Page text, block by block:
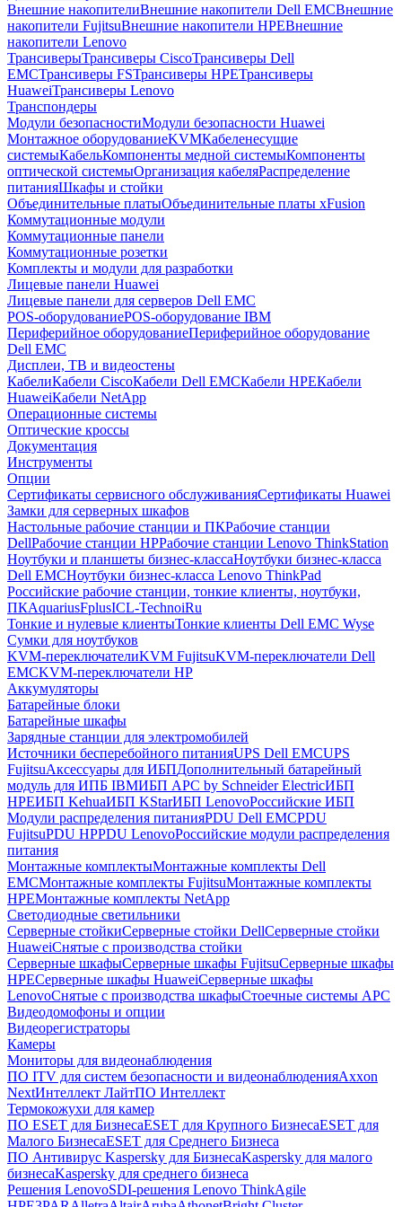
Внешние накопителиВнешние накопители Dell EMCВнешние
накопители FujitsuВнешние накопители HPEВнешние
накопители Lenovo
ТрансиверыТрансиверы CiscoТрансиверы Dell
EMCТрансиверы FSТрансиверы HPEТрансиверы
HuaweiТрансиверы Lenovo
Транспондеры
Модули безопасностиМодули безопасности Huawei
Монтажное оборудованиеKVMКабеленесущие
системыКабельКомпоненты медной системыКомпоненты
оптической системыОрганизация кабеляРаспределение
питанияШкафы и стойки
Объединительные платыОбъединительные платы xFusion
Коммутационные модули
Коммутационные панели
Коммутационные розетки
Комплекты и модули для разработки
Лицевые панели Huawei
Лицевые панели для серверов Dell EMC
POS-оборудованиеPOS-оборудование IBM
Периферийное оборудованиеПериферийное оборудование
Dell EMC
Дисплеи, ТВ и видеостены
КабелиКабели CiscoКабели Dell EMCКабели HPEКабели
HuaweiКабели NetApp
Операционные системы
Оптические кроссы
Документация
Инструменты
Опции
Сертификаты сервисного обслуживанияСертификаты Huawei
Замки для серверных шкафов
Настольные рабочие станции и ПКРабочие станции
DellРабочие станции HPРабочие станции Lenovo ThinkStation
Ноутбуки и планшеты бизнес-классаНоутбуки бизнес-класса
Dell EMCНоутбуки бизнес-класса Lenovo ThinkPad
Российские рабочие станции, тонкие клиенты, ноутбуки,
ПКAquariusFplusICL-TechnoiRu
Тонкие и нулевые клиентыТонкие клиенты Dell EMC Wyse
Сумки для ноутбуков
KVM-переключателиKVM FujitsuKVM-переключатели Dell
EMCKVM-переключатели HP
Аккумуляторы
Батарейные блоки
Батарейные шкафы
Зарядные станции для электромобилей
Источники бесперебойного питанияUPS Dell EMCUPS
FujitsuАксессуары для ИБПДополнительный батарейный
модуль для ИПБ IBMИБП APC by Schneider ElectricИБП
HPEИБП KehuaИБП KStarИБП LenovoРоссийские ИБП
Модули распределения питанияPDU Dell EMCPDU
FujitsuPDU HPPDU LenovoРоссийские модули распределения
питания
Монтажные комплектыМонтажные комплекты Dell
EMCМонтажные комплекты FujitsuМонтажные комплекты
HPEМонтажные комплекты NetApp
Светодиодные светильники
Серверные стойкиСерверные стойки DellСерверные стойки
HuaweiСнятые с производства стойки
Серверные шкафыСерверные шкафы FujitsuСерверные шкафы
HPEСерверные шкафы HuaweiСерверные шкафы
LenovoСнятые с производства шкафыСтоечные системы APC
Видеодомофоны и опции
Видеорегистраторы
Камеры
Мониторы для видеонаблюдения
ПО ITV для систем безопасности и видеонаблюденияAxxon
NextИнтеллект ЛайтПО Интеллект
Термокожухи для камер
ПО ESET для БизнесаESET для Крупного БизнесаESET для
Малого БизнесаESET для Среднего Бизнеса
ПО Антивирус Kaspersky для БизнесаKaspersky для малого
бизнесаKaspersky для среднего бизнеса
Решения LenovoSDI-решения Lenovo ThinkAgile